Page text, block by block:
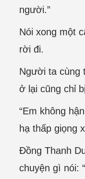
người.”
Nói xong một
rời đi.
Người ta cùng
ở lại cũng chỉ
“Em không
hạ thấp giọng
Đồng Thanh
chuyện gì nói: